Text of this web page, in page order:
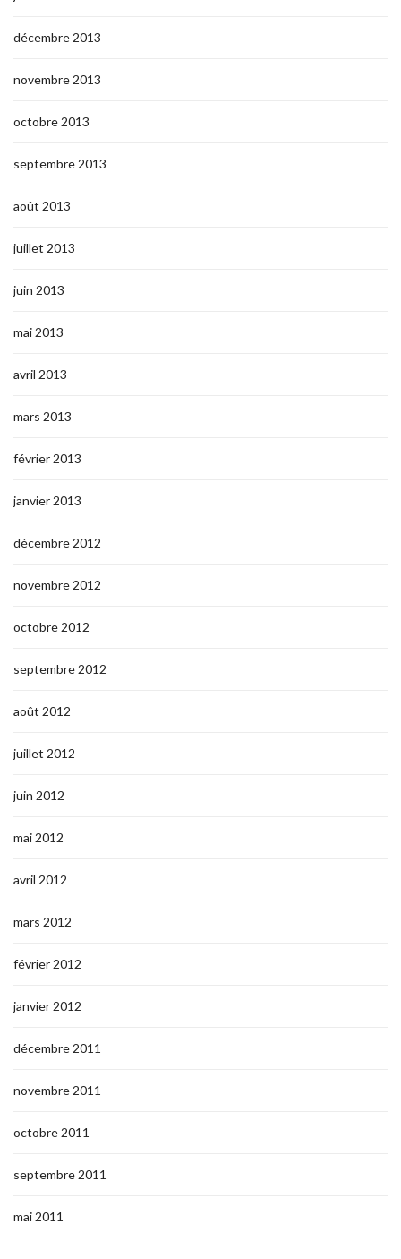
décembre 2013
novembre 2013
octobre 2013
septembre 2013
août 2013
juillet 2013
juin 2013
mai 2013
avril 2013
mars 2013
février 2013
janvier 2013
décembre 2012
novembre 2012
octobre 2012
septembre 2012
août 2012
juillet 2012
juin 2012
mai 2012
avril 2012
mars 2012
février 2012
janvier 2012
décembre 2011
novembre 2011
octobre 2011
septembre 2011
mai 2011